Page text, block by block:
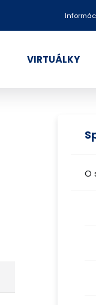
VIRTUÁLKY
O